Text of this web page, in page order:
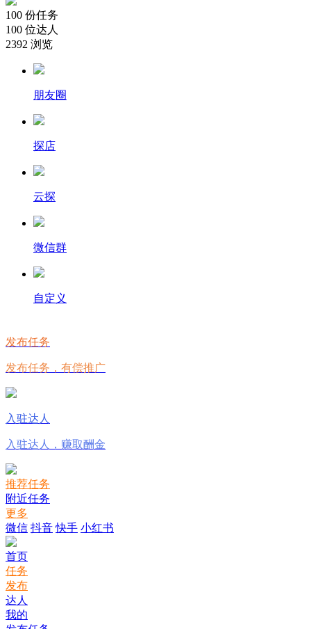
100 份任务
100 位达人
2392 浏览
朋友圈
探店
云探
微信群
自定义
发布任务
发布任务，有偿推广
入驻达人
入驻达人，赚取酬金
推荐任务
附近任务
更多
微信 抖音 快手 小红书
首页
任务
发布
达人
我的